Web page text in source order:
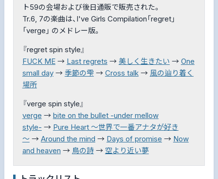
ト59の会場および後日通販で販売された。
Tr.6, 7の楽曲は、I've Girls Compilation「regret」
「verge」 のメドレー版。
『regret spin style』
FUCK ME→ Last regrets → 美しく生きたい → One
small day→ 季節の雫 → Cross talk→ 風の辿り着く
場所
『verge spin style』
verge → bite on the bullet -under mellow
style- → Pure Heart ～世界で一番アナタが好き
～ → Around the mind → Days of promise → Now
and heaven → 鳥の詩→ 空より近い夢